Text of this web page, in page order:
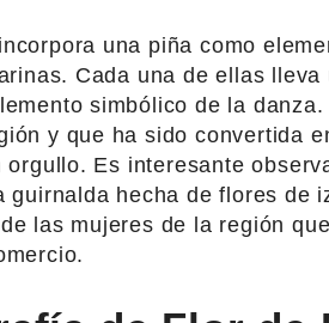
una piña como
Cada una de ellas lleva
simbólico de la
y que ha sido convertida
Es interesante
guirnalda hecha de flores de
las mujeres de la región